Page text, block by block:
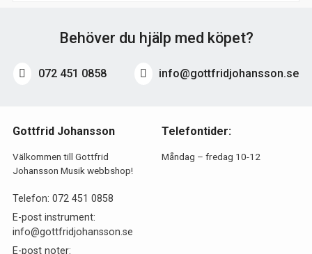
Behöver du hjälp med köpet?
072 451 0858 info@gottfridjohansson.se
Gottfrid Johansson
Välkommen till Gottfrid
Johansson Musik webbshop!
Telefon: 072 451 0858
E-post instrument:
info@gottfridjohansson.se
E-post noter:
Telefontider:
Måndag – fredag 10-12